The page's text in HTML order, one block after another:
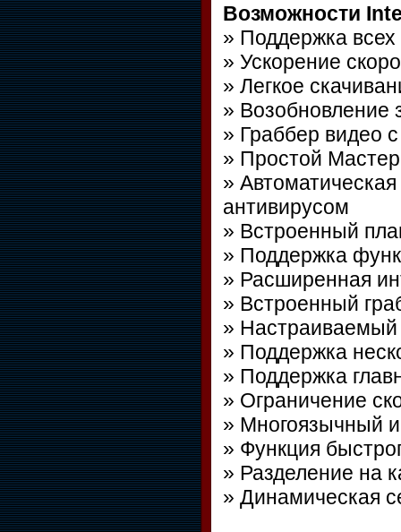
Возможности
» Поддержка
» Ускорение
» Легкое
» Возобновление
» Граббер видео
» Простой
»
антивирусом
» Встроенный
» Поддержка
» Расширенная
» Встроенный
»
» Поддержка
» Поддержка
» Ограничение
» Многоязычный
» Функция
» Разделение на
» Динамическая